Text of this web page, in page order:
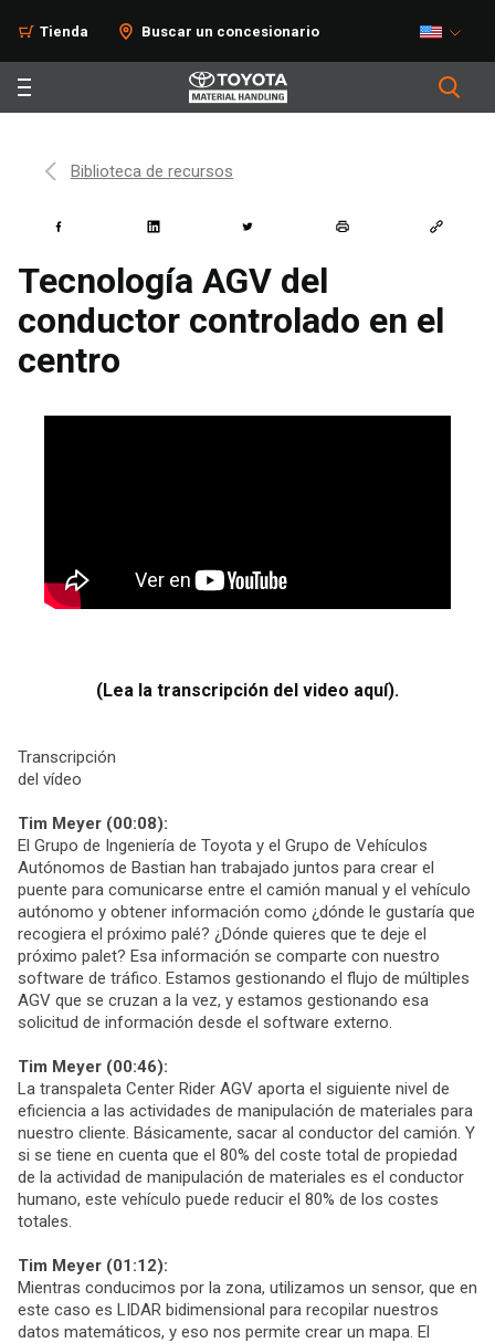
Tienda Buscar un concesionario
Biblioteca de recursos
Tecnología AGV del
conductor controlado en el
centro
(Lea la transcripción del video aquí).
Transcripción
del vídeo
Tim Meyer (00:08):
El Grupo de Ingeniería de Toyota y el Grupo de Vehículos
Autónomos de Bastian han trabajado juntos para crear el
puente para comunicarse entre el camión manual y el vehículo
autónomo y obtener información como ¿dónde le gustaría que
recogiera el próximo palé? ¿Dónde quieres que te deje el
próximo palet? Esa información se comparte con nuestro
software de tráfico. Estamos gestionando el flujo de múltiples
AGV que se cruzan a la vez, y estamos gestionando esa
solicitud de información desde el software externo.
Tim Meyer (00:46):
La transpaleta Center Rider AGV aporta el siguiente nivel de
eficiencia a las actividades de manipulación de materiales para
nuestro cliente. Básicamente, sacar al conductor del camión. Y
si se tiene en cuenta que el 80% del coste total de propiedad
de la actividad de manipulación de materiales es el conductor
humano, este vehículo puede reducir el 80% de los costes
totales.
Tim Meyer (01:12):
Mientras conducimos por la zona, utilizamos un sensor, que en
este caso es LIDAR bidimensional para recopilar nuestros
datos matemáticos, y eso nos permite crear un mapa. El